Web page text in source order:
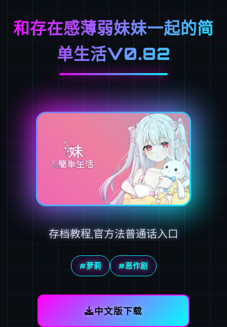
和存在感薄弱妹妹一起的简
单生活V0.82
存档教程,官方法普通话入口
#萝莉 #恶作剧
中文版下载